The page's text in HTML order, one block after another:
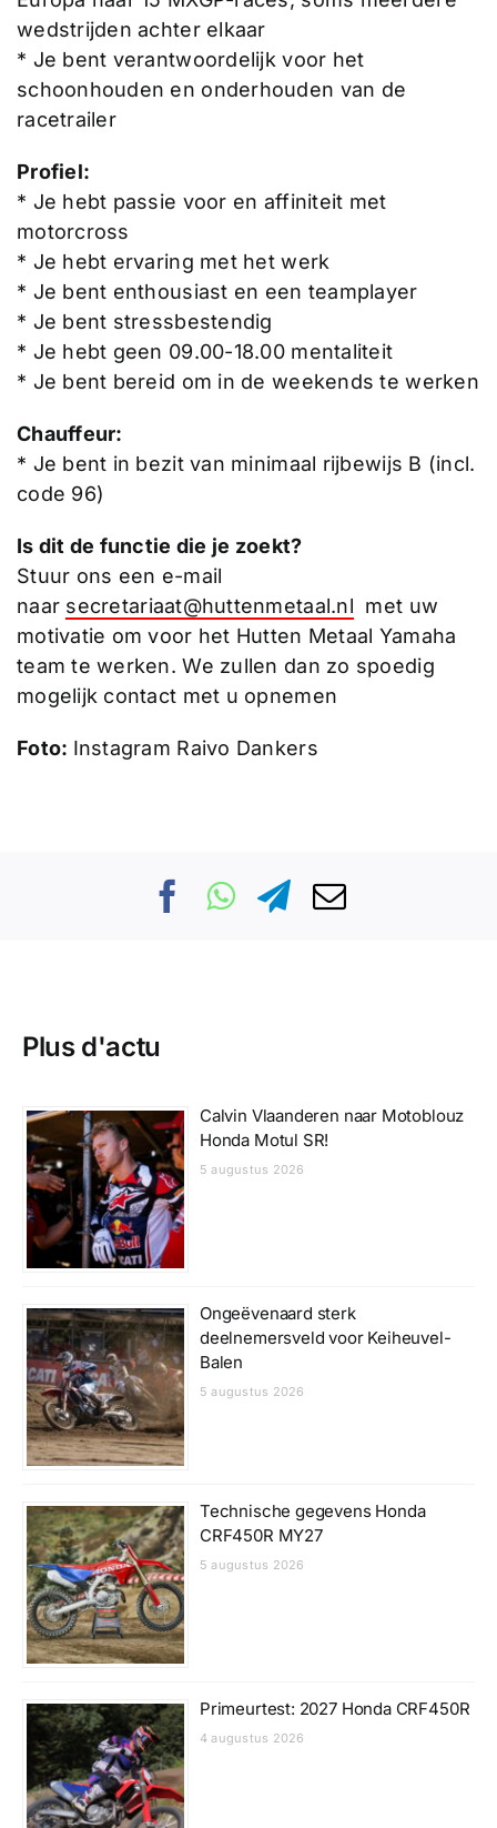
wedstrijden achter elkaar
* Je bent verantwoordelijk voor het
schoonhouden en onderhouden van de
racetrailer
Profiel:
* Je hebt passie voor en affiniteit met
motorcross
* Je hebt ervaring met het werk
* Je bent enthousiast en een teamplayer
* Je bent stressbestendig
* Je hebt geen 09.00-18.00 mentaliteit
* Je bent bereid om in de weekends te werken
Chauffeur:
* Je bent in bezit van minimaal rijbewijs B (incl.
code 96)
Is dit de functie die je zoekt?
Stuur ons een e-mail
naar secretariaat@huttenmetaal.nl met uw
motivatie om voor het Hutten Metaal Yamaha
team te werken. We zullen dan zo spoedig
mogelijk contact met u opnemen
Foto: Instagram Raivo Dankers
Plus d'actu
Calvin Vlaanderen naar Motoblouz
Honda Motul SR!
5 augustus 2026
Ongeëvenaard sterk
deelnemersveld voor Keiheuvel-
Balen
5 augustus 2026
Technische gegevens Honda
CRF450R MY27
5 augustus 2026
Primeurtest: 2027 Honda CRF450R
4 augustus 2026